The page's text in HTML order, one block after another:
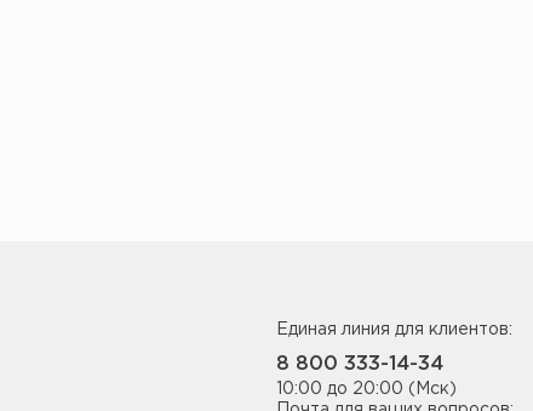
Единая линия для клиентов:
8 800 333-14-34
10:00 до 20:00 (Мск)